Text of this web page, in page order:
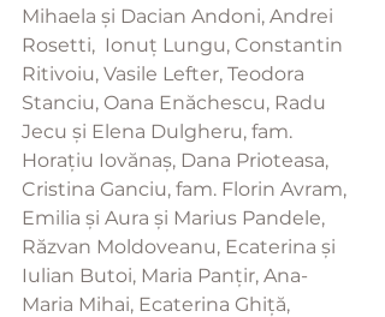
Mihaela și Dacian Andoni, Andrei
Rosetti,  Ionuț Lungu, Constantin
Ritivoiu, Vasile Lefter, Teodora
Stanciu, Oana Enăchescu, Radu
Jecu și Elena Dulgheru, fam.
Horațiu Iovănaș, Dana Prioteasa,
Cristina Ganciu, fam. Florin Avram,
Emilia și Aura și Marius Pandele,
Răzvan Moldoveanu, Ecaterina și
Iulian Butoi, Maria Panțir, Ana-
Maria Mihai, Ecaterina Ghiță,